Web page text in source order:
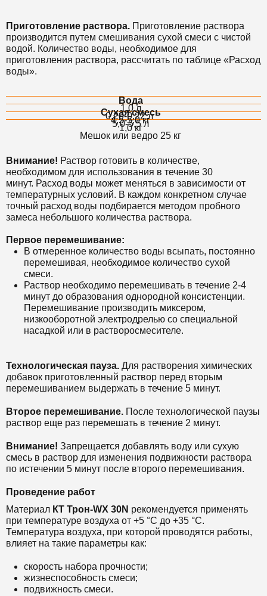
Приготовление раствора. Приготовление раствора
производится путем смешивания сухой смеси с чистой
водой. Количество воды, необходимое для
приготовления раствора, рассчитать по таблице «Расход
воды».
Вода
Сухая смесь
1,0 л
4,5-5,0 кг
0,20-0,22 л
1,0 кг
5,0-5,5 л
Мешок или ведро 25 кг
Внимание! Раствор готовить в количестве,
необходимом для использования в течение 30
минут. Расход воды может меняться в зависимости от
температурных условий. В каждом конкретном случае
точный расход воды подбирается методом пробного
замеса небольшого количества раствора.
Первое перемешивание:
В отмеренное количество воды всыпать, постоянно
перемешивая, необходимое количество сухой
смеси.
Раствор необходимо перемешивать в течение 2-4
минут до образования однородной консистенции.
Перемешивание производить миксером,
низкооборотной электродрелью со специальной
насадкой или в растворосмесителе.
Технологическая пауза. Для растворения химических
добавок приготовленный раствор перед вторым
перемешиванием выдержать в течение 5 минут.
Второе перемешивание. После технологической паузы
раствор еще раз перемешать в течение 2 минут.
Внимание! Запрещается добавлять воду или сухую
смесь в раствор для изменения подвижности раствора
по истечении 5 минут после второго перемешивания.
Проведение работ
Материал КТ Трон-WX 30N рекомендуется применять
при температуре воздуха от +5 °С до +35 °С.
Температура воздуха, при которой проводятся работы,
влияет на такие параметры как:
скорость набора прочности;
жизнеспособность смеси;
подвижность смеси.